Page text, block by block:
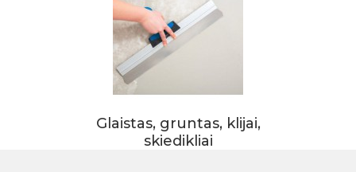
Glaistas, gruntas, klijai,
skiedikliai